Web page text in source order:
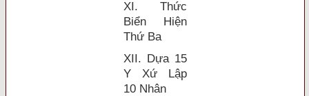
XI. Thức
Biển Hiện
Thứ Ba
XII. Dựa 15
Y Xứ Lập
10 Nhân